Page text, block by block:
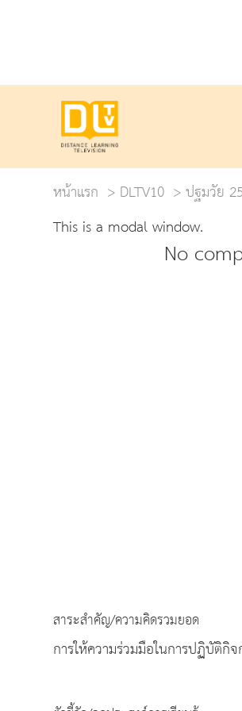
หน้าแรก
DLTV10 ปฐมวัย
This is a modal window.
No
สาระสำคัญ/ความคิดรวมยอด
การให้ความร่วมมือในการปฏิบัติกิ